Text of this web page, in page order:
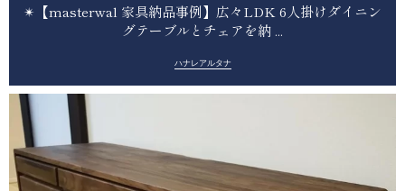
✴︎【masterwal 家具納品事例】広々LDK 6人掛けダイニン
グテーブルとチェアを納 ...
ハナレアルタナ